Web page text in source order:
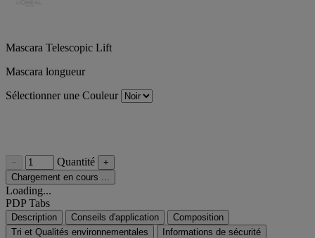
Mascara Telescopic Lift
Mascara longueur
Sélectionner une Couleur
− Quantité
+
Chargement en cours ...
Loading...
PDP Tabs
Description Conseils d'application
Composition
Tri et Qualités environnementales
Informations de sécurité